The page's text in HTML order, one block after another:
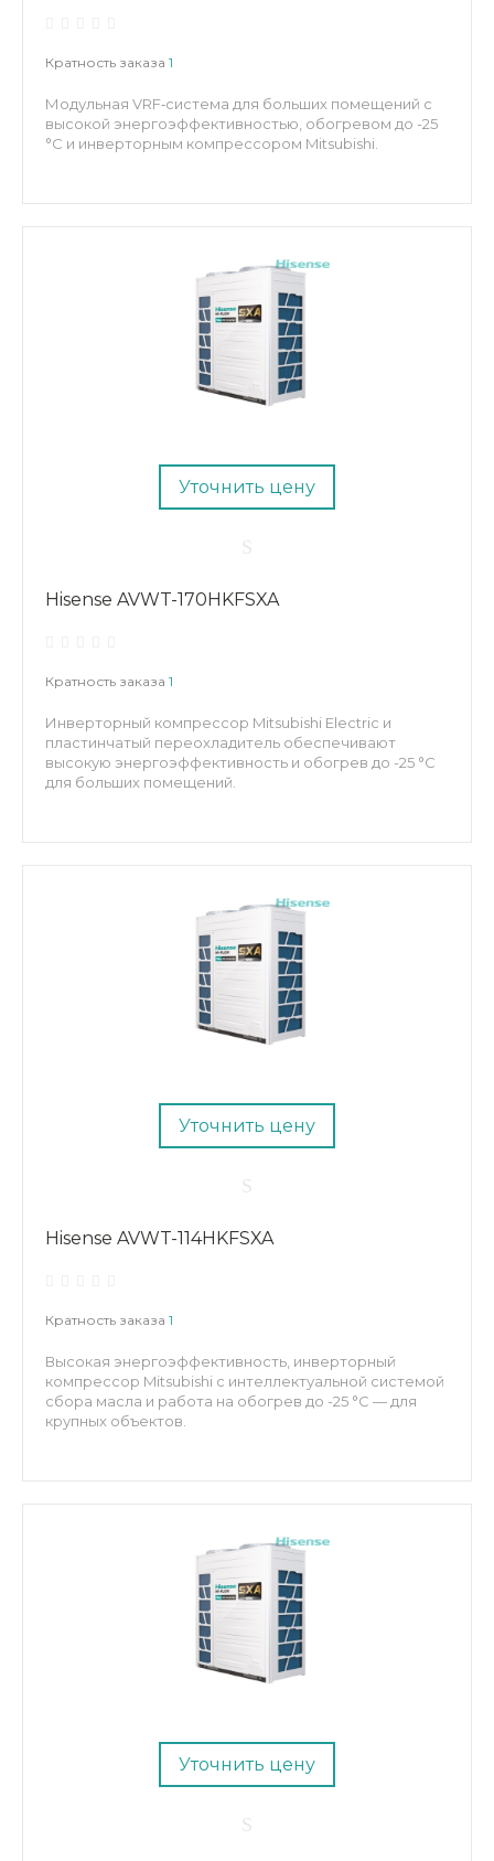
Кратность заказа 1
Модульная VRF‑система для больших помещений с
высокой энергоэффективностью, обогревом до -25
°C и инверторным компрессором Mitsubishi.
Уточнить цену
Hisense AVWT-170HKFSXA
Кратность заказа 1
Инверторный компрессор Mitsubishi Electric и
пластинчатый переохладитель обеспечивают
высокую энергоэффективность и обогрев до -25 °C
для больших помещений.
Уточнить цену
Hisense AVWT-114HKFSXA
Кратность заказа 1
Высокая энергоэффективность, инверторный
компрессор Mitsubishi с интеллектуальной системой
сбора масла и работа на обогрев до -25 °C — для
крупных объектов.
Уточнить цену